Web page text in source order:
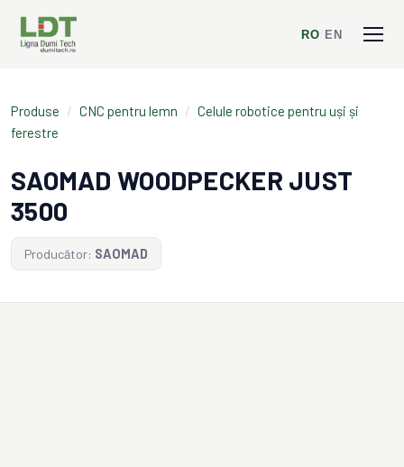
RO EN
Produse / CNC pentru lemn / Celule robotice pentru uși și
ferestre
SAOMAD WOODPECKER JUST
3500
Producător: SAOMAD